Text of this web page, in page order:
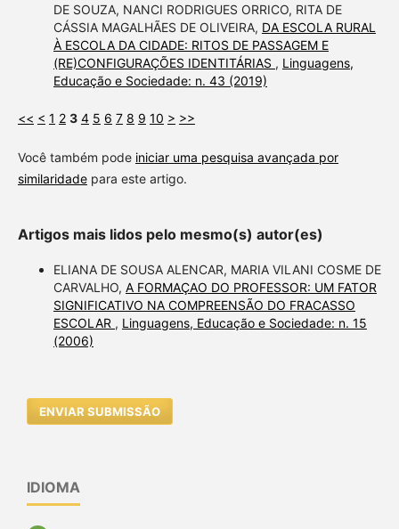
DE SOUZA, NANCI RODRIGUES ORRICO, RITA DE
CÁSSIA MAGALHÃES DE OLIVEIRA, DA ESCOLA RURAL
À ESCOLA DA CIDADE: RITOS DE PASSAGEM E
(RE)CONFIGURAÇÕES IDENTITÁRIAS , Linguagens,
Educação e Sociedade: n. 43 (2019)
<< < 1 2 3 4 5 6 7 8 9 10 > >>
Você também pode iniciar uma pesquisa avançada por
similaridadepara este artigo.
Artigos mais lidos pelo mesmo(s) autor(es)
ELIANA DE SOUSA ALENCAR, MARIA VILANI COSME DE
CARVALHO, A FORMAÇAO DO PROFESSOR: UM FATOR
SIGNIFICATIVO NA COMPREENSÃO DO FRACASSO
ESCOLAR , Linguagens, Educação e Sociedade: n. 15
(2006)
ENVIAR SUBMISSÃO
IDIOMA